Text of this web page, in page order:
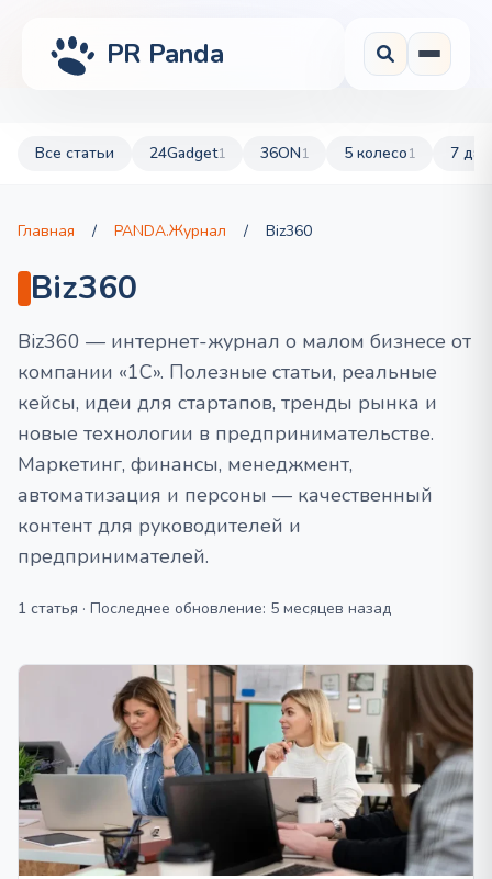
PR Panda
Все статьи 24Gadget1 36ON1 5 колесо1 7 дач
Главная / PANDA.Журнал / Biz360
Biz360
Biz360 — интернет-журнал о малом бизнесе от
компании «1С». Полезные статьи, реальные
кейсы, идеи для стартапов, тренды рынка и
новые технологии в предпринимательстве.
Маркетинг, финансы, менеджмент,
автоматизация и персоны — качественный
контент для руководителей и
предпринимателей.
1 статья · Последнее обновление: 5 месяцев назад